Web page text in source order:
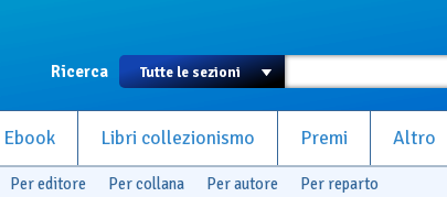
Ricerca
Ebook Libri collezionismo Premi Altro
Per editore Per collana Per autore Per reparto